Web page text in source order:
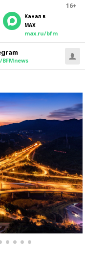
16+
Канал в
MAX
max.ru/bfm